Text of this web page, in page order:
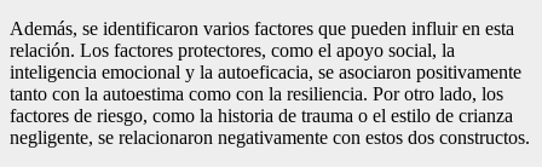
Además, se identificaron varios factores que pueden influir en esta
relación. Los factores protectores, como el apoyo social, la
inteligencia emocional y la autoeficacia, se asociaron positivamente
tanto con la autoestima como con la resiliencia. Por otro lado, los
factores de riesgo, como la historia de trauma o el estilo de crianza
negligente, se relacionaron negativamente con estos dos constructos.